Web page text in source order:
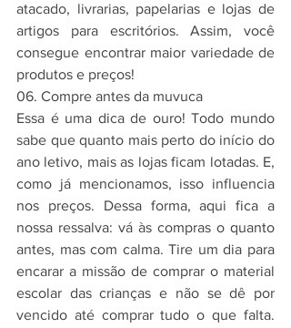
atacado, livrarias, papelarias e lojas de
artigos para escritórios. Assim, você
consegue encontrar maior variedade de
produtos e preços!
06. Compre antes da muvuca
Essa é uma dica de ouro! Todo mundo
sabe que quanto mais perto do início do
ano letivo, mais as lojas ficam lotadas. E,
como já mencionamos, isso influencia
nos preços. Dessa forma, aqui fica a
nossa ressalva: vá às compras o quanto
antes, mas com calma. Tire um dia para
encarar a missão de comprar o material
escolar das crianças e não se dê por
vencido até comprar tudo o que falta.